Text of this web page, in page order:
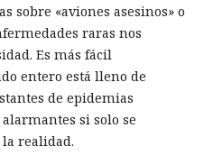
sobre «aviones asesinos» o
raras nos
Es más fácil
entero está lleno de
de epidemias
si solo se
realidad.